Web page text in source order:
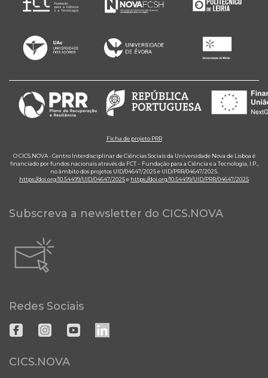
Ficha de projeto PRR
O CICS.NOVA - Centro Interdisciplinar de Ciências Sociais da Universidade Nova de Lisboa é
financiado por fundos nacionais através da FCT – Fundação para a Ciência e a Tecnologia, I.P.,
no âmbito dos projetos UID/04647/2025 e UID/PRR/04647/2025.
https://doi.org/10.54499/UID/04647/2025e https://doi.org/10.54499/UID/PRR/04647/2025
Subscreva a newsletter do CICS.NOVA
Redes Sociais
CICS.NOVA